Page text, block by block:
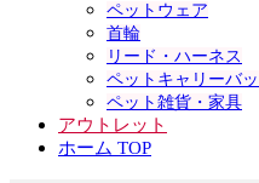
ペットウェア
首輪
リード・ハーネス
ペットキャリーバ
ペット雑貨・家具
アウトレット
ホーム TOP